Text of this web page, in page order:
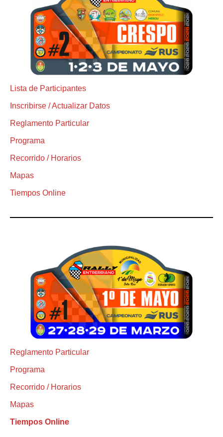
Lista de Participantes
Inscribirse / Actualizar Datos
Reglamento Particular
Programa
Recorrido / Horarios
Mapas
Tiempos Online
Reglamento Particular
Programa
Recorrido / Horarios
Mapas
Tiempos Online